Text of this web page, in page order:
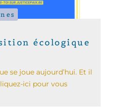
écologique
se joue aujourd’hui. Et il
ici pour vous